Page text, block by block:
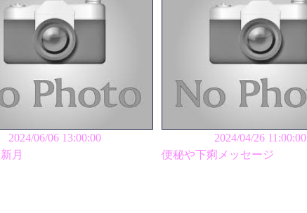
2024/06/06 13:00:00
月
2024/04/26 11:00:00
便秘や下痢メッセージ